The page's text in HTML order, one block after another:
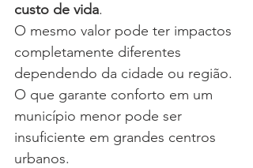
custo de vida.
O mesmo valor pode ter impactos
completamente diferentes
dependendo da cidade ou região.
O que garante conforto em um
município menor pode ser
insuficiente em grandes centros
urbanos.